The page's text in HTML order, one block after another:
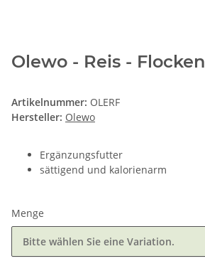
Olewo - Reis - Flocken
Artikelnummer: OLERF
Hersteller: Olewo
Ergänzungsfutter
sättigend und kalorienarm
Menge
Bitte wählen Sie eine Variation.